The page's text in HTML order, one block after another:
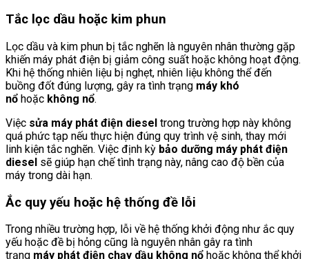
Tắc lọc dầu hoặc kim phun
Lọc dầu và kim phun bị tắc nghẽn là nguyên nhân thường gặp
khiến máy phát điện bị giảm công suất hoặc không hoạt động.
Khi hệ thống nhiên liệu bị nghẹt, nhiên liệu không thể đến
buồng đốt đúng lượng, gây ra tình trạng máy khó
nổ hoặc không nổ.
Việc sửa máy phát điện diesel trong trường hợp này không
quá phức tạp nếu thực hiện đúng quy trình vệ sinh, thay mới
linh kiện tắc nghẽn. Việc định kỳ bảo dưỡng máy phát điện
diesel sẽ giúp hạn chế tình trạng này, nâng cao độ bền của
máy trong dài hạn.
Ắc quy yếu hoặc hệ thống đề lỗi
Trong nhiều trường hợp, lỗi về hệ thống khởi động như ắc quy
yếu hoặc đề bị hỏng cũng là nguyên nhân gây ra tình
trạng máy phát điện chạy dầu không nổ hoặc không thể khởi